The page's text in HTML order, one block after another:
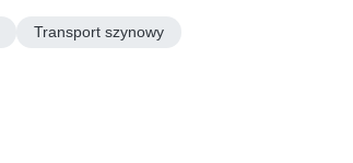
Transport szynowy